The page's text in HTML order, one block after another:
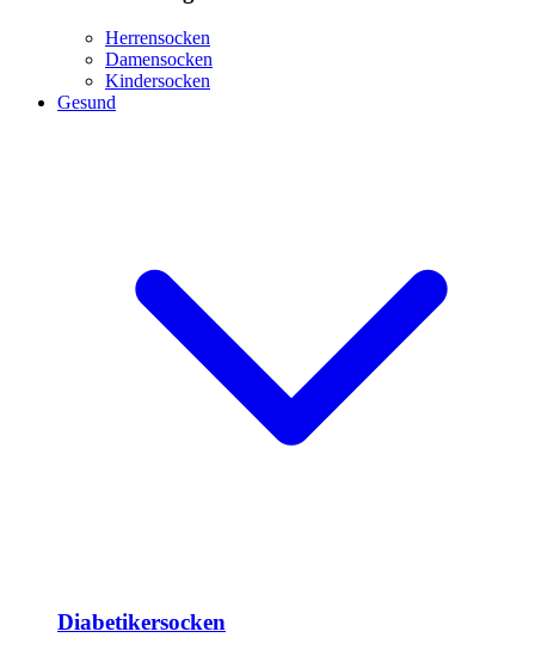
Herrensocken
Damensocken
Kindersocken
Gesund
Diabetikersocken